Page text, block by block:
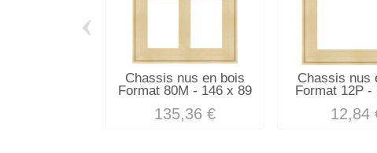
Chassis nus en bois
Format 80M - 146 x 89
135,36 €
Chassis nus
Format 12P -
12,84
‹